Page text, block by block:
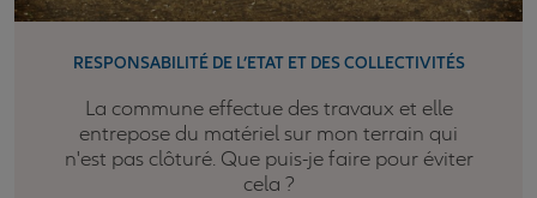
RESPONSABILITÉ DE L’ETAT ET DES COLLECTIVITÉS
La commune effectue des travaux et elle
entrepose du matériel sur mon terrain qui
n'est pas clôturé. Que puis-je faire pour éviter
cela ?